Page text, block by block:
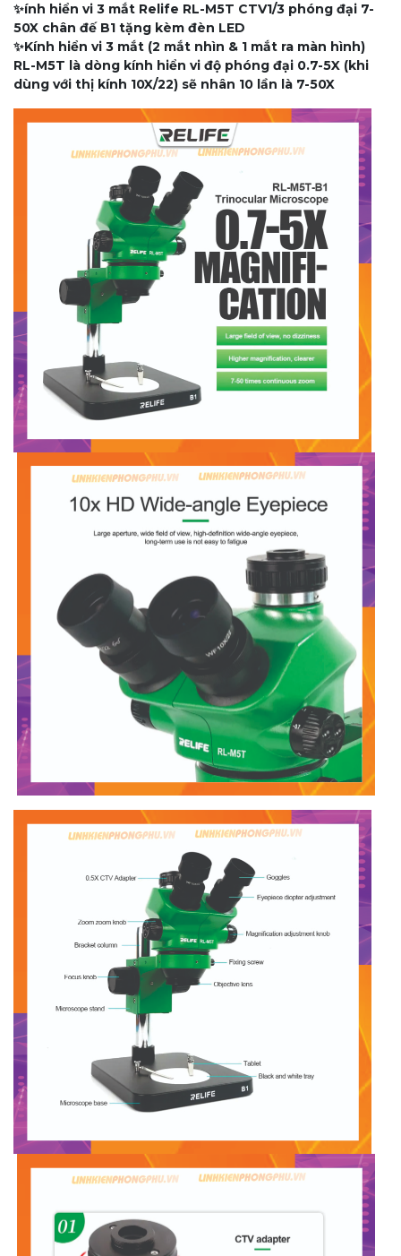
✨ính hiển vi 3 mắt Relife RL-M5T CTV1/3 phóng đại 7-
50X chân đế B1 tặng kèm đèn LED
✨Kính hiển vi 3 mắt (2 mắt nhìn & 1 mắt ra màn hình)
RL-M5T là dòng kính hiển vi độ phóng đại 0.7-5X (khi
dùng với thị kính 10X/22) sẽ nhân 10 lần là 7-50X